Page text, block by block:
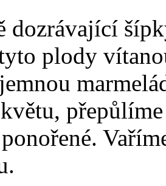
dozrávající
plody